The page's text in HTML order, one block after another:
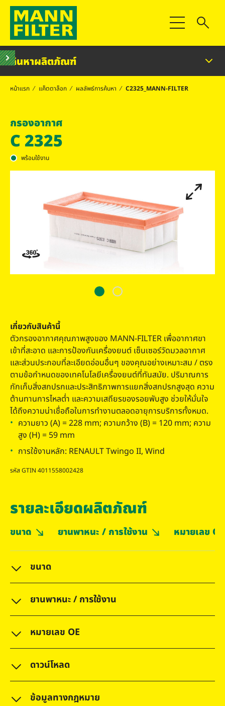
สลับการนำทาง
ค้นหาผลิตภัณฑ์
หน้าแรก แค็ตตาล็อก ผลลัพธ์การค้นหา C2325_MANN-FILTER
กรองอากาศ
C 2325
พร้อมใช้งาน
เกี่ยวกับสินค้านี้
ตัวกรองอากาศคุณภาพสูงของ MANN-FILTER เพื่ออากาศขา
เข้าที่สะอาด และการป้องกันเครื่องยนต์ เซ็นเซอร์วัดมวลอากาศ
และส่วนประกอบที่ละเอียดอ่อนอื่นๆ ของคุณอย่างเหมาะสม / ตรง
ตามข้อกําหนดของเทคโนโลยีเครื่องยนต์ที่ทันสมัย. ปริมาณการ
กักเก็บสิ่งสกปรกและประสิทธิภาพการแยกสิ่งสกปรกสูงสุด ความ
ต้านทานการไหลต่ำ และความเสถียรของรอยพับสูง ช่วยให้มั่นใจ
ได้ถึงความน่าเชื่อถือในการทํางานตลอดอายุการบริการทั้งหมด.
ความยาว (A) = 228 mm; ความกว้าง (B) = 120 mm; ความ
สูง (H) = 59 mm
การใช้งานหลัก: RENAULT Twingo II, Wind
รหัส GTIN 4011558002428
รายละเอียดผลิตภัณฑ์
ขนาด ยานพาหนะ / การใช้งาน หมายเลข OE
ขนาด
ยานพาหนะ / การใช้งาน
หมายเลข OE
ดาวน์โหลด
ข้อมูลทางกฎหมาย